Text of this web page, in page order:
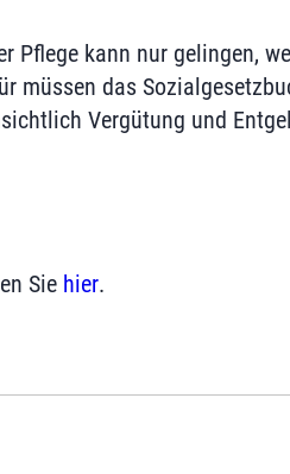
Pflege kann nur gelingen,
müssen das
Vergütung und
Sie hier.